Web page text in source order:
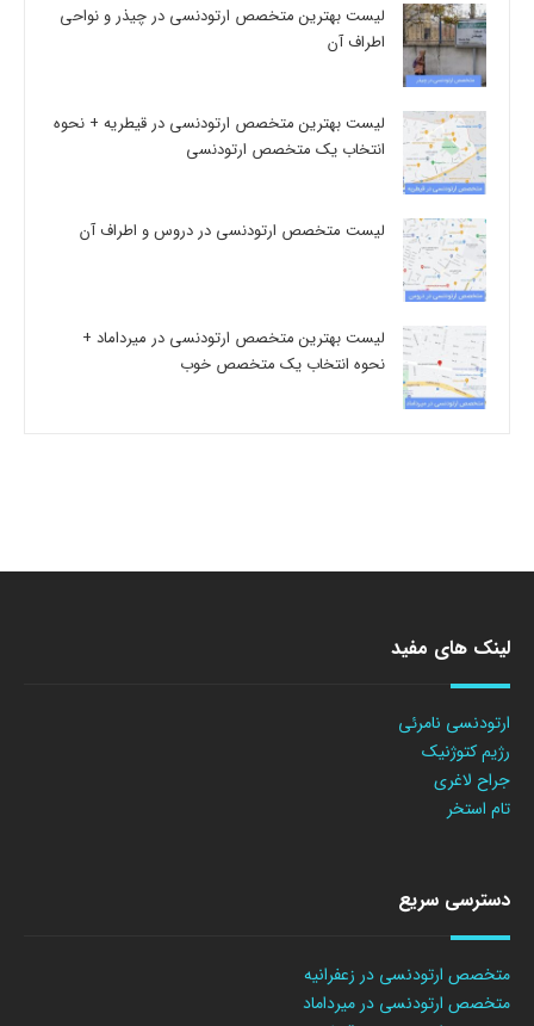
لیست بهترین متخصص ارتودنسی در چیذر و نواحی
اطراف آن
لیست بهترین متخصص ارتودنسی در قیطریه + نحوه
انتخاب یک متخصص ارتودنسی
لیست متخصص ارتودنسی در دروس و اطراف آن
لیست بهترین متخصص ارتودنسی در میرداماد +
نحوه انتخاب یک متخصص خوب
لینک های مفید
ارتودنسی نامرئی
رژیم کتوژنیک
جراح لاغری
تام استخر
دسترسی سریع
متخصص ارتودنسی در زعفرانیه
متخصص ارتودنسی در میرداماد